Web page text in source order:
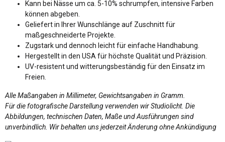
Kann bei Nässe um ca. 5-10% schrumpfen, intensive Farben
können abgeben.
Geliefert in Ihrer Wunschlänge auf Zuschnitt für
maßgeschneiderte Projekte.
Zugstark und dennoch leicht für einfache Handhabung.
Hergestellt in den USA für höchste Qualität und Präzision.
UV-resistent und witterungsbeständig für den Einsatz im
Freien.
Alle Maßangaben in Millimeter, Gewichtsangaben in Gramm.
Für die fotografische Darstellung verwenden wir Studiolicht. Die
Abbildungen, technischen Daten, Maße und Ausführungen sind
unverbindlich. Wir behalten uns jederzeit Änderung ohne Ankündigung